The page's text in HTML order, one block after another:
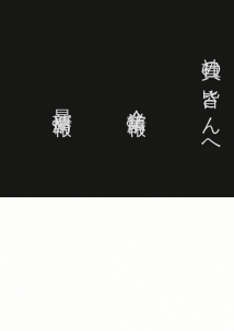
社員の皆さんへ